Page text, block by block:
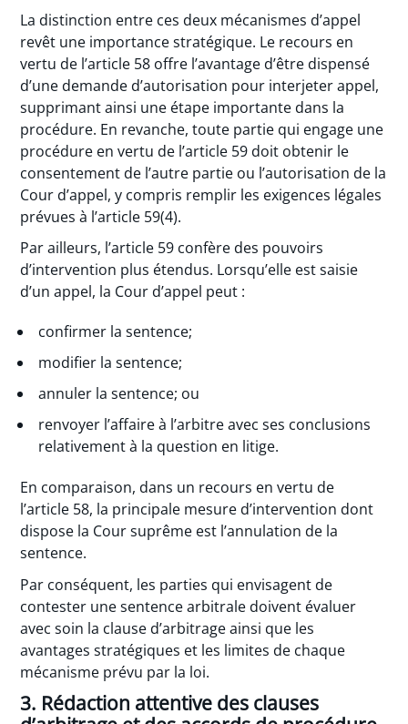
La distinction entre ces deux mécanismes d’appel
revêt une importance stratégique. Le recours en
vertu de l’article 58 offre l’avantage d’être dispensé
d’une demande d’autorisation pour interjeter appel,
supprimant ainsi une étape importante dans la
procédure. En revanche, toute partie qui engage une
procédure en vertu de l’article 59 doit obtenir le
consentement de l’autre partie ou l’autorisation de la
Cour d’appel, y compris remplir les exigences légales
prévues à l’article 59(4).
Par ailleurs, l’article 59 confère des pouvoirs
d’intervention plus étendus. Lorsqu’elle est saisie
d’un appel, la Cour d’appel peut :
confirmer la sentence;
modifier la sentence;
annuler la sentence; ou
renvoyer l’affaire à l’arbitre avec ses conclusions
relativement à la question en litige.
En comparaison, dans un recours en vertu de
l’article 58, la principale mesure d’intervention dont
dispose la Cour suprême est l’annulation de la
sentence.
Par conséquent, les parties qui envisagent de
contester une sentence arbitrale doivent évaluer
avec soin la clause d’arbitrage ainsi que les
avantages stratégiques et les limites de chaque
mécanisme prévu par la loi.
3. Rédaction attentive des clauses